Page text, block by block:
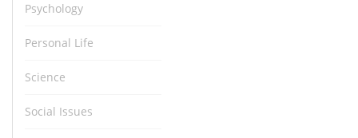
Psychology
Personal Life
Science
Social Issues